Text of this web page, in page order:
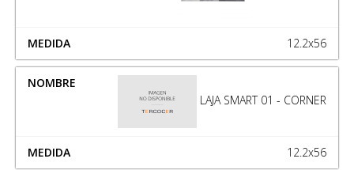
12.2x56
LAJA SMART 01 - CORNER
12.2x56